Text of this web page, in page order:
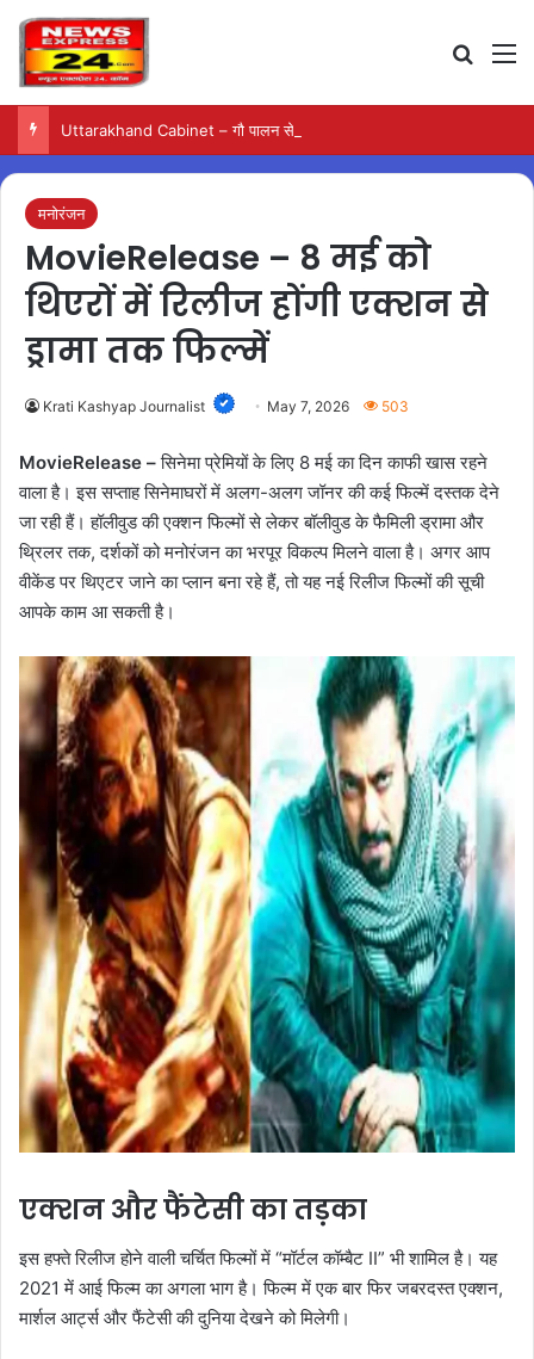
मनोरंजन
MovieRelease – 8 मई को
थिएरों में रिलीज होंगी एक्शन से
ड्रामा तक फिल्में
Krati Kashyap Journalist May 7, 2026 503
MovieRelease –सिनेमा प्रेमियों के लिए 8 मई का दिन काफी खास रहने
वाला है। इस सप्ताह सिनेमाघरों में अलग-अलग जॉनर की कई फिल्में दस्तक देने
जा रही हैं। हॉलीवुड की एक्शन फिल्मों से लेकर बॉलीवुड के फैमिली ड्रामा और
थ्रिलर तक, दर्शकों को मनोरंजन का भरपूर विकल्प मिलने वाला है। अगर आप
वीकेंड पर थिएटर जाने का प्लान बना रहे हैं, तो यह नई रिलीज फिल्मों की सूची
आपके काम आ सकती है।
एक्शन और फैंटेसी का तड़का
इस हफ्ते रिलीज होने वाली चर्चित फिल्मों में “मॉर्टल कॉम्बैट II” भी शामिल है। यह
2021 में आई फिल्म का अगला भाग है। फिल्म में एक बार फिर जबरदस्त एक्शन,
मार्शल आर्ट्स और फैंटेसी की दुनिया देखने को मिलेगी।